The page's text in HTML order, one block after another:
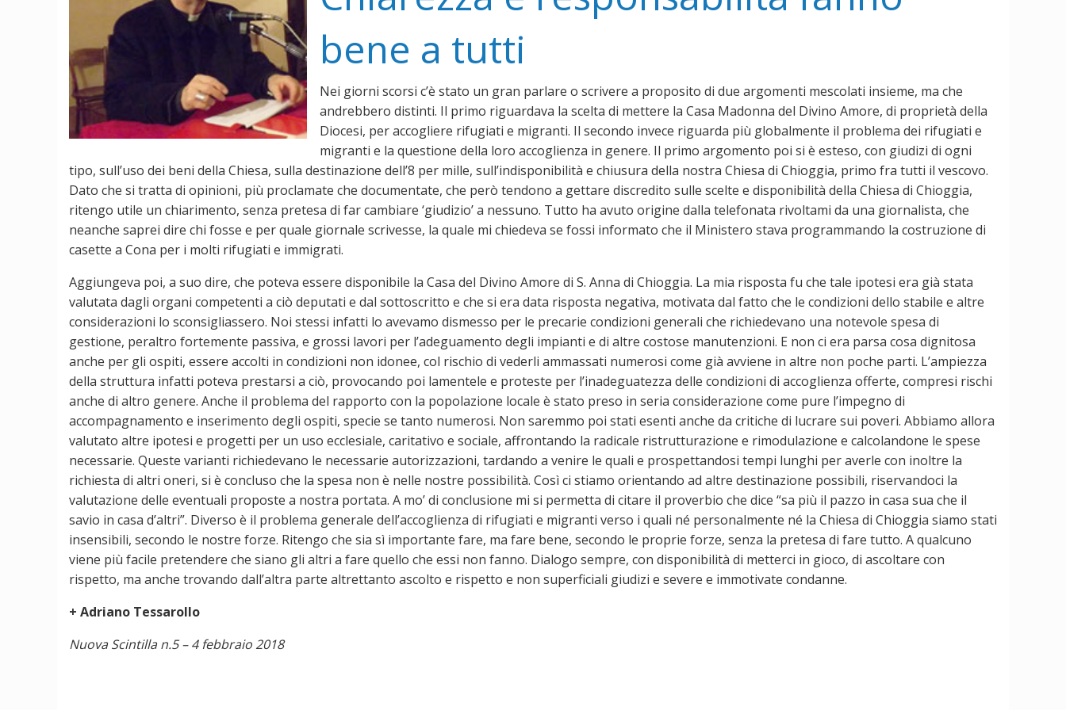
bene a tutti
Nei giorni scorsi c’è stato un gran parlare o scrivere a proposito di due argomenti mescolati insieme, ma che
andrebbero distinti. Il primo riguardava la scelta di mettere la Casa Madonna del Divino Amore, di proprietà della
Diocesi, per accogliere rifugiati e migranti. Il secondo invece riguarda più globalmente il problema dei rifugiati e
migranti e la questione della loro accoglienza in genere. Il primo argomento poi si è esteso, con giudizi di ogni
tipo, sull’uso dei beni della Chiesa, sulla destinazione dell’8 per mille, sull’indisponibilità e chiusura della nostra Chiesa di Chioggia, primo fra tutti il vescovo.
Dato che si tratta di opinioni, più proclamate che documentate, che però tendono a gettare discredito sulle scelte e disponibilità della Chiesa di Chioggia,
ritengo utile un chiarimento, senza pretesa di far cambiare ‘giudizio’ a nessuno. Tutto ha avuto origine dalla telefonata rivoltami da una giornalista, che
neanche saprei dire chi fosse e per quale giornale scrivesse, la quale mi chiedeva se fossi informato che il Ministero stava programmando la costruzione di
casette a Cona per i molti rifugiati e immigrati.
Aggiungeva poi, a suo dire, che poteva essere disponibile la Casa del Divino Amore di S. Anna di Chioggia. La mia risposta fu che tale ipotesi era già stata
valutata dagli organi competenti a ciò deputati e dal sottoscritto e che si era data risposta negativa, motivata dal fatto che le condizioni dello stabile e altre
considerazioni lo sconsigliassero. Noi stessi infatti lo avevamo dismesso per le precarie condizioni generali che richiedevano una notevole spesa di
gestione, peraltro fortemente passiva, e grossi lavori per l’adeguamento degli impianti e di altre costose manutenzioni. E non ci era parsa cosa dignitosa
anche per gli ospiti, essere accolti in condizioni non idonee, col rischio di vederli ammassati numerosi come già avviene in altre non poche parti. L’ampiezza
della struttura infatti poteva prestarsi a ciò, provocando poi lamentele e proteste per l’inadeguatezza delle condizioni di accoglienza offerte, compresi rischi
anche di altro genere. Anche il problema del rapporto con la popolazione locale è stato preso in seria considerazione come pure l’impegno di
accompagnamento e inserimento degli ospiti, specie se tanto numerosi. Non saremmo poi stati esenti anche da critiche di lucrare sui poveri. Abbiamo allora
valutato altre ipotesi e progetti per un uso ecclesiale, caritativo e sociale, affrontando la radicale ristrutturazione e rimodulazione e calcolandone le spese
necessarie. Queste varianti richiedevano le necessarie autorizzazioni, tardando a venire le quali e prospettandosi tempi lunghi per averle con inoltre la
richiesta di altri oneri, si è concluso che la spesa non è nelle nostre possibilità. Così ci stiamo orientando ad altre destinazione possibili, riservandoci la
valutazione delle eventuali proposte a nostra portata. A mo’ di conclusione mi si permetta di citare il proverbio che dice “sa più il pazzo in casa sua che il
savio in casa d’altri”. Diverso è il problema generale dell’accoglienza di rifugiati e migranti verso i quali né personalmente né la Chiesa di Chioggia siamo stati
insensibili, secondo le nostre forze. Ritengo che sia sì importante fare, ma fare bene, secondo le proprie forze, senza la pretesa di fare tutto. A qualcuno
viene più facile pretendere che siano gli altri a fare quello che essi non fanno. Dialogo sempre, con disponibilità di metterci in gioco, di ascoltare con
rispetto, ma anche trovando dall’altra parte altrettanto ascolto e rispetto e non superficiali giudizi e severe e immotivate condanne.
+ Adriano Tessarollo
Nuova Scintilla n.5 – 4 febbraio 2018